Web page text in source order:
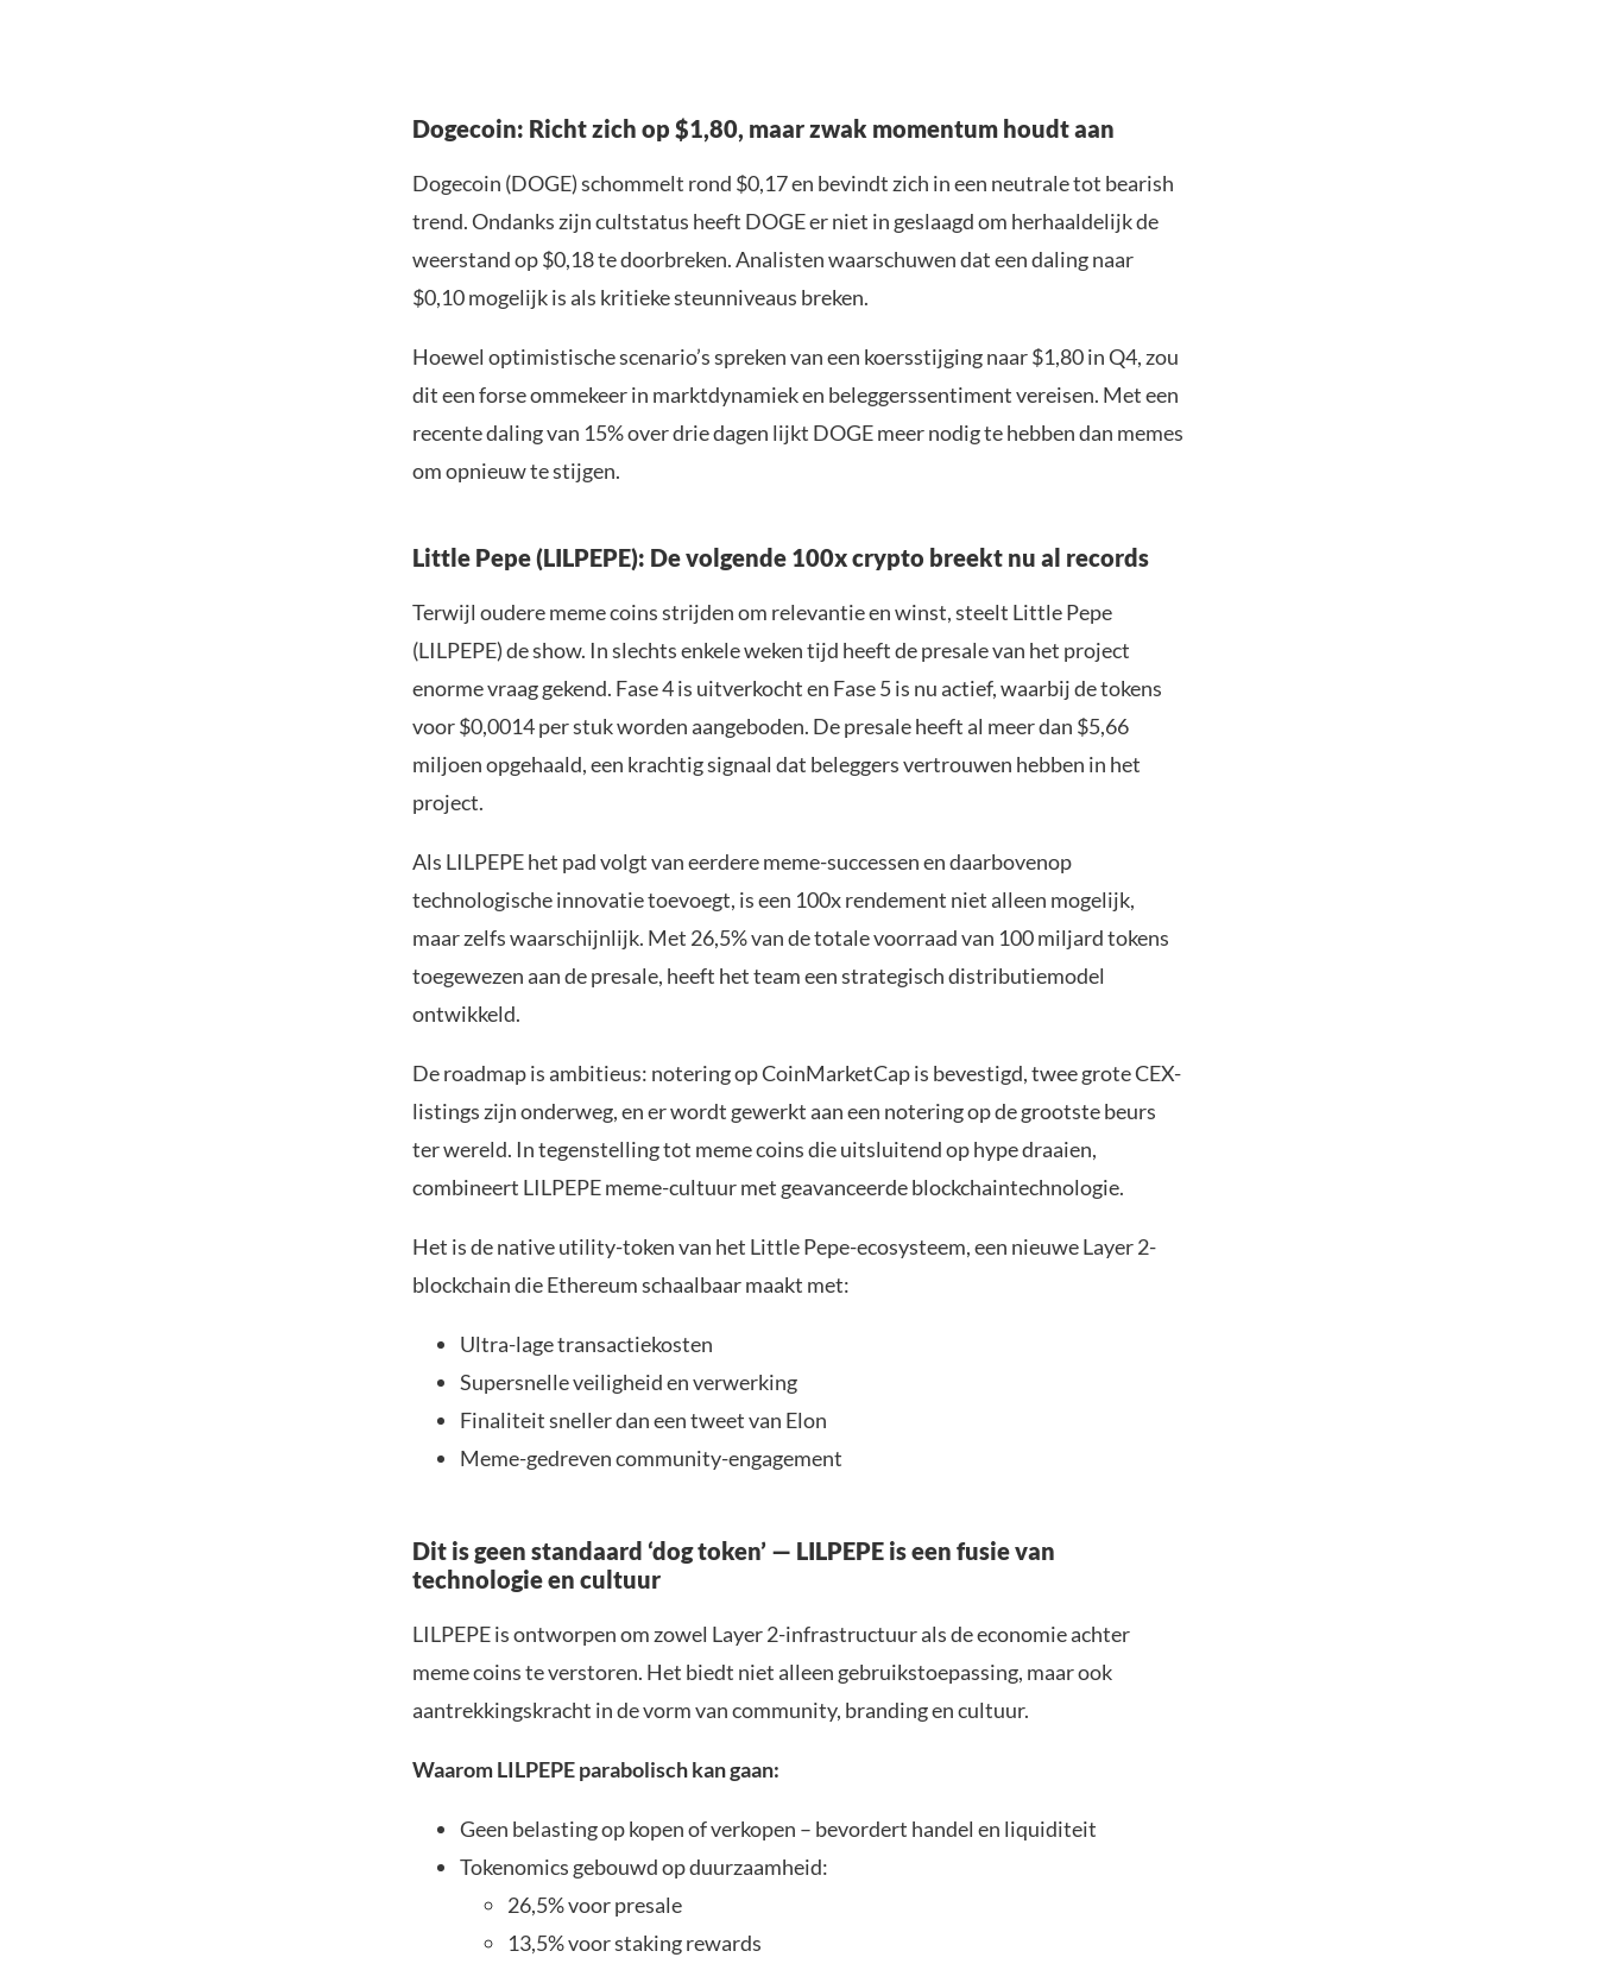
Dogecoin: Richt zich op $1,80, maar zwak momentum houdt aan
Dogecoin (DOGE) schommelt rond $0,17 en bevindt zich in een neutrale tot bearish
trend. Ondanks zijn cultstatus heeft DOGE er niet in geslaagd om herhaaldelijk de
weerstand op $0,18 te doorbreken. Analisten waarschuwen dat een daling naar
$0,10 mogelijk is als kritieke steunniveaus breken.
Hoewel optimistische scenario’s spreken van een koersstijging naar $1,80 in Q4, zou
dit een forse ommekeer in marktdynamiek en beleggerssentiment vereisen. Met een
recente daling van 15% over drie dagen lijkt DOGE meer nodig te hebben dan memes
om opnieuw te stijgen.
Little Pepe (LILPEPE): De volgende 100x crypto breekt nu al records
Terwijl oudere meme coins strijden om relevantie en winst, steelt Little Pepe
(LILPEPE) de show. In slechts enkele weken tijd heeft de presale van het project
enorme vraag gekend. Fase 4 is uitverkocht en Fase 5 is nu actief, waarbij de tokens
voor $0,0014 per stuk worden aangeboden. De presale heeft al meer dan $5,66
miljoen opgehaald, een krachtig signaal dat beleggers vertrouwen hebben in het
project.
Als LILPEPE het pad volgt van eerdere meme-successen en daarbovenop
technologische innovatie toevoegt, is een 100x rendement niet alleen mogelijk,
maar zelfs waarschijnlijk. Met 26,5% van de totale voorraad van 100 miljard tokens
toegewezen aan de presale, heeft het team een strategisch distributiemodel
ontwikkeld.
De roadmap is ambitieus: notering op CoinMarketCap is bevestigd, twee grote CEX-
listings zijn onderweg, en er wordt gewerkt aan een notering op de grootste beurs
ter wereld. In tegenstelling tot meme coins die uitsluitend op hype draaien,
combineert LILPEPE meme-cultuur met geavanceerde blockchaintechnologie.
Het is de native utility-token van het Little Pepe-ecosysteem, een nieuwe Layer 2-
blockchain die Ethereum schaalbaar maakt met:
Ultra-lage transactiekosten
Supersnelle veiligheid en verwerking
Finaliteit sneller dan een tweet van Elon
Meme-gedreven community-engagement
Dit is geen standaard ‘dog token’ — LILPEPE is een fusie van
technologie en cultuur
LILPEPE is ontworpen om zowel Layer 2-infrastructuur als de economie achter
meme coins te verstoren. Het biedt niet alleen gebruikstoepassing, maar ook
aantrekkingskracht in de vorm van community, branding en cultuur.
Waarom LILPEPE parabolisch kan gaan:
Geen belasting op kopen of verkopen – bevordert handel en liquiditeit
Tokenomics gebouwd op duurzaamheid:
26,5% voor presale
13,5% voor staking rewards